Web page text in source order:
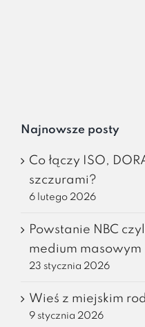
Najnowsze posty
Co łączy ISO,
szczurami?
6 lutego 2026
Powstanie NBC
medium masowym
23 stycznia 2026
Wieś z miejskim
9 stycznia 2026